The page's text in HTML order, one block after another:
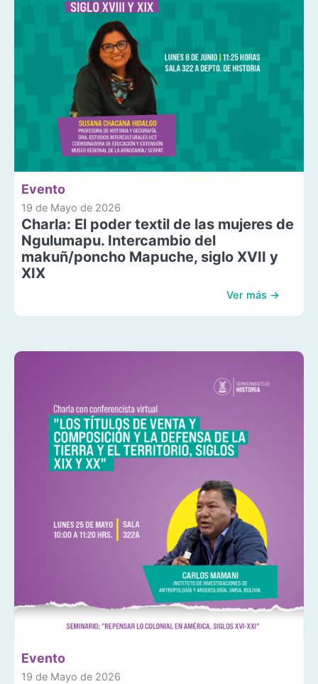
Evento
19 de Mayo de 2026
Charla: El poder textil de las mujeres de
Ngulumapu. Intercambio del
makuñ/poncho Mapuche, siglo XVII y
XIX
Ver más →
Evento
19 de Mayo de 2026